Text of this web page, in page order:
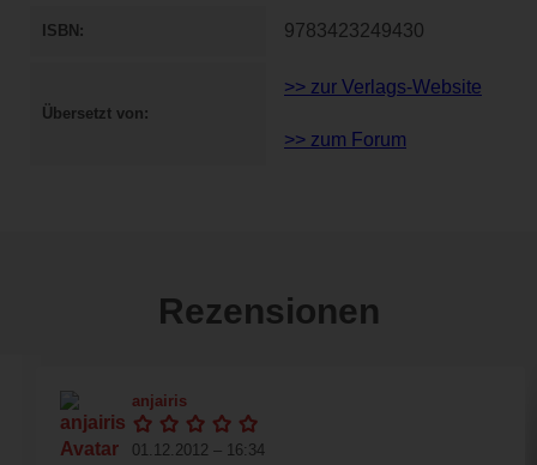
ISBN 9783423249430
Übersetzt von
>> zur Verlags-Website
>> zum Forum
Rezensionen
anjairis
01.12.2012 – 16:34